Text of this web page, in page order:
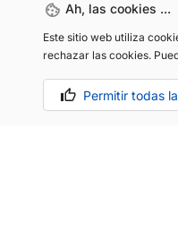
Ah, las cookies ...
Este sitio web utiliza
rechazar las cookies.
Permitir todas